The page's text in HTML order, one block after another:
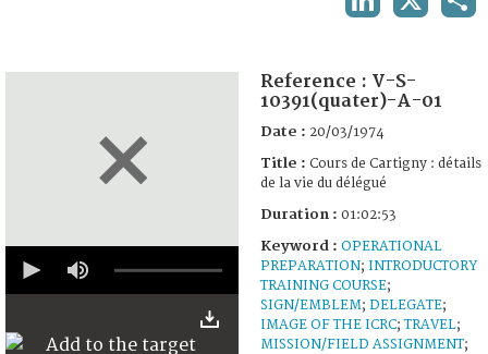
seconds
2
Reference : V-S-
10391(quater)-A-01
Date : 20/03/1974
Title : Cours de Cartigny : détails
de la vie du délégué
Duration : 01:02:53
Keyword : OPERATIONAL
PREPARATION; INTRODUCTORY
TRAINING COURSE;
SIGN/EMBLEM; DELEGATE;
IMAGE OF THE ICRC;TRAVEL;
MISSION/FIELD ASSIGNMENT;